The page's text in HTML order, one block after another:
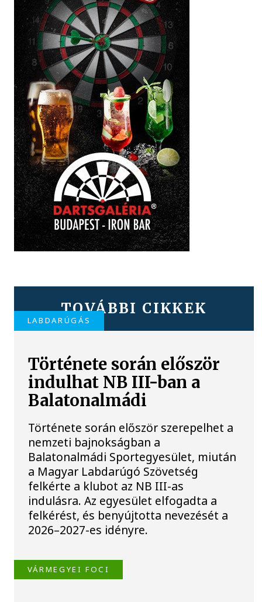
TOVÁBBI CIKKEK
LABDARÚGÁS
Története során először
indulhat NB III-ban a
Balatonalmádi
Története során először szerepelhet a
nemzeti bajnokságban a
Balatonalmádi Sportegyesület, miután
a Magyar Labdarúgó Szövetség
felkérte a klubot az NB III-as
indulásra. Az egyesület elfogadta a
felkérést, és benyújtotta nevezését a
2026–2027-es idényre.
VÁRMEGYEI FOCI